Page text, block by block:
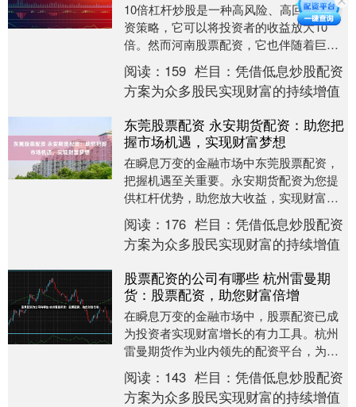
10倍杠杆炒股是一种高风险、高回报的投
资策略，它可以将投资者的收益放大10
倍。然而河南股票配资，它也伴随着巨大
的风险，稍有不慎，就会导致巨额亏损。
配资平台通常....
阅读： 159 栏目： 凭借低息炒股配资
方案为众多股民实现财富的持续增值
东莞股票配资 永安期货配资：助您把
握市场机遇，实现财富梦想
在瞬息万变的金融市场中东莞股票配资，
把握机遇至关重要。永安期货配资为您提
供杠杆优势，助您放大收益，实现财富梦
想。 盈立配资是业内领先的配资平台，拥
有完善的风控体....
阅读： 176 栏目： 凭借低息炒股配资
方案为众多股民实现财富的持续增值
股票配资的公司有哪些 杭州雷曼期
货：股票配资，助您财富倍增
在瞬息万变的金融市场中，股票配资已成
为投资者实现财富增长的有力工具。杭州
雷曼期货作为业内领先的配资平台，为您
提供安全、便捷、专业的股票配资服务。 *
**放大收....
阅读： 143 栏目： 凭借低息炒股配资
方案为众多股民实现财富的持续增值